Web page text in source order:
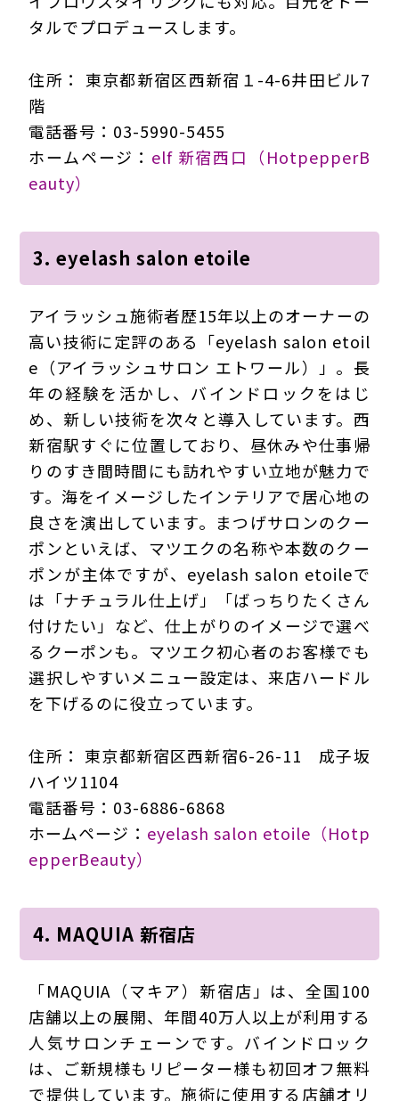
タルでプロデュースします。
住所： 東京都新宿区西新宿１-4-6井田ビル7
階
電話番号：03-5990-5455
ホームページ： elf 新宿西口（HotpepperB
eauty）
3. eyelash salon etoile
アイラッシュ施術者歴15年以上のオーナーの
高い技術に定評のある「eyelash salon etoil
e（アイラッシュサロン エトワール）」。長
年の経験を活かし、バインドロックをはじ
め、新しい技術を次々と導入しています。西
新宿駅すぐに位置しており、昼休みや仕事帰
りのすき間時間にも訪れやすい立地が魅力で
す。海をイメージしたインテリアで居心地の
良さを演出しています。まつげサロンのクー
ポンといえば、マツエクの名称や本数のクー
ポンが主体ですが、eyelash salon etoileで
は「ナチュラル仕上げ」「ばっちりたくさん
付けたい」など、仕上がりのイメージで選べ
るクーポンも。マツエク初心者のお客様でも
選択しやすいメニュー設定は、来店ハードル
を下げるのに役立っています。
住所： 東京都新宿区西新宿6-26-11 成子坂
ハイツ1104
電話番号：03-6886-6868
ホームページ： eyelash salon etoile（Hotp
epperBeauty）
4. MAQUIA 新宿店
「MAQUIA（マキア）新宿店」は、全国100
店舗以上の展開、年間40万人以上が利用する
人気サロンチェーンです。バインドロック
は、ご新規様もリピーター様も初回オフ無料
で提供しています。施術に使用する店舗オリ